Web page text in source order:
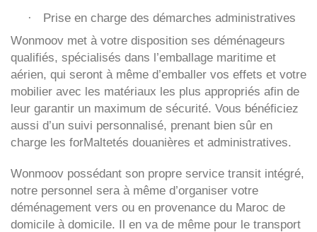
·
Prise en charge des démarches administratives
Wonmoov met à votre disposition ses déménageurs
qualifiés, spécialisés dans l’emballage maritime et
aérien, qui seront à même d’emballer vos effets et votre
mobilier avec les matériaux les plus appropriés afin de
leur garantir un maximum de sécurité. Vous bénéficiez
aussi d’un suivi personnalisé, prenant bien sûr en
charge les forMaltetés douanières et administratives.
Wonmoov possédant son propre service transit intégré,
notre personnel sera à même d’organiser votre
déménagement vers ou en provenance du Maroc de
domicile à domicile. Il en va de même pour le transport